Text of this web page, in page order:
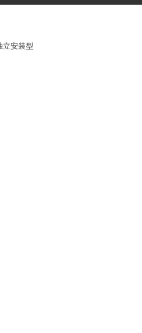
立安装型